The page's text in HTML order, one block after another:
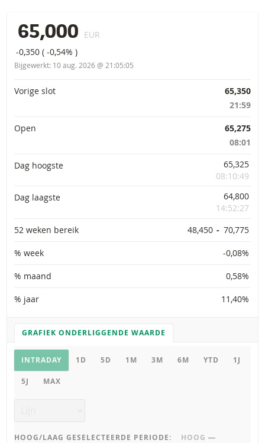
65,000 EUR
-0,350 (-0,54% )
Bijgewerkt: 10 aug. 2026 @ 21:05:05
Primaire informatie
Vorige slot
65,350
21:59
Open
65,275
08:01
Dag hoogste
65,325
08:10:49
Dag laagste
64,800
14:52:27
52 weken bereik
48,450 - 70,775
% week -0,08%
% maand 0,58%
% jaar 11,40%
GRAFIEK ONDERLIGGENDE WAARDE
Grafiek onderliggende waarde
GRAFIEK INSTELLINGEN
INTRADAY
1D 5D 1M 3M 6M YTD 1J
5J MAX
HOOG/LAAG GESELECTEERDE PERIODE: HOOG ―